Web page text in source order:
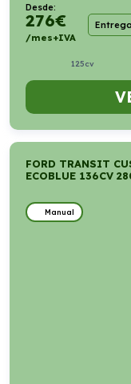
Desde:
276€
/mes+IVA
125cv
FORD TRANSIT
ECOBLUE 136CV
Manual